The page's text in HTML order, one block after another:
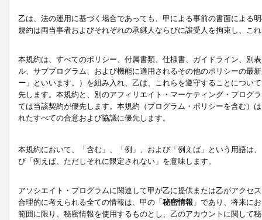
乙は、法の運用に基づく場合であっても、甲による事前の書面による
規約は両当事者およびそれぞれの承継人ならびに譲受人を拘束し、こ
本規約は、すべてのポリシー、付属書類、仕様書、ガイドライン、別
ル、サブプログラム、および機能に適用されるその他のポリシーの最
ー 」といいます。）を組み入れ、乙は、これらを遵守することにつ
先します。本規約と、別のアフィリエイト・マーケティング・プログ
ては当該契約が優先します。本規約（プログラム・ポリシーを含む）
れたすべての合意および協議に優先します。
本規約において、「含む」、「例」、および「例えば」という用語は
び「例えば、ただしそれに限定されない」を意味します。
アソシエイト・プログラムに関連して甲が乙に提供または乙がアクセ
合理的に考えられる全ての情報は、甲の「秘密情報 」であり、将来に
範囲に限り、秘密情報を使用するものとし、乙のアカウントに関して